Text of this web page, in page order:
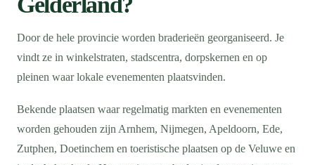
Door de hele provincie worden braderieën georganiseerd. Je
vindt ze in winkelstraten, stadscentra, dorpskernen en op
pleinen waar lokale evenementen plaatsvinden.
Bekende plaatsen waar regelmatig markten en evenementen
worden gehouden zijn Arnhem, Nijmegen, Apeldoorn, Ede,
Zutphen, Doetinchem en toeristische plaatsen op de Veluwe en